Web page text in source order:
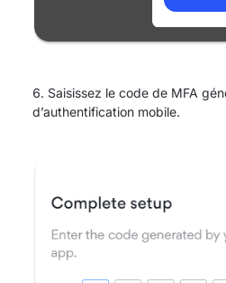
Saisissez le code de MFA
d’authentification mobile.